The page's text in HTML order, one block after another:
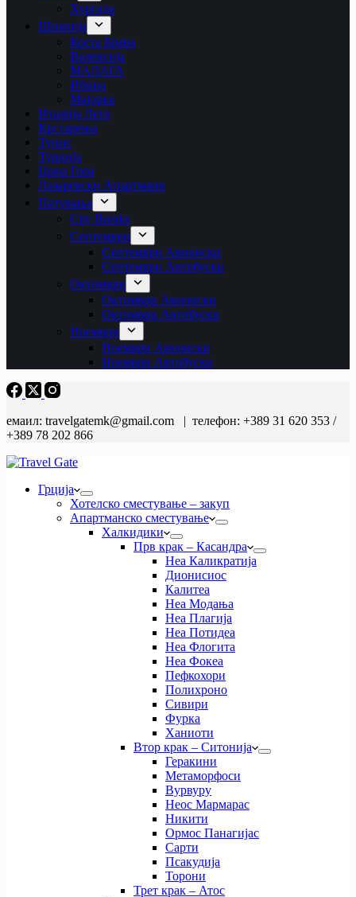
Хургада
Шпанија
Коста Брава
Валенсија
МАЛАГА
Ибица
Мајорка
Италија Лето
Крстарења
Тунис
Турција
Црна Гора
Лазаревски Апартмани
Патувања
City Breaks
Септември
Септември Авионски
Септември Автобуски
Октомври
Октомври Авионски
Октомври Автобуски
Ноември
Ноември Авионски
Ноември Автобуски
емаил: travelgatemk@gmail.com | телефон: +389 31 620 353 /
+389 78 202 866
Грција
Хотелско сместување – закуп
Апартманско сместување
Халкидики
Прв крак – Касандра
Неа Каликратија
Дионисиос
Калитеа
Неа Модања
Неа Плагија
Неа Потидеа
Неа Флогита
Неа Фокеа
Пефкохори
Полихроно
Сивири
Фурка
Ханиоти
Втор крак – Ситонија
Геракини
Метаморфоси
Вурвуру
Неос Мармарас
Никити
Ормос Панагијас
Сарти
Псакудија
Торони
Трет крак – Атос